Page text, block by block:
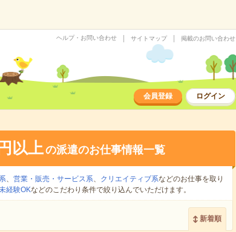
ヘルプ・お問い合わせ サイトマップ 掲載のお問い合わせ
会員登録 ログイン
以上の派遣のお仕事情報一覧
、 営業・販売・サービス系、 クリエイティブ系などのお仕事を取り
経験OKなどのこだわり条件で絞り込んでいただけます。
新着順